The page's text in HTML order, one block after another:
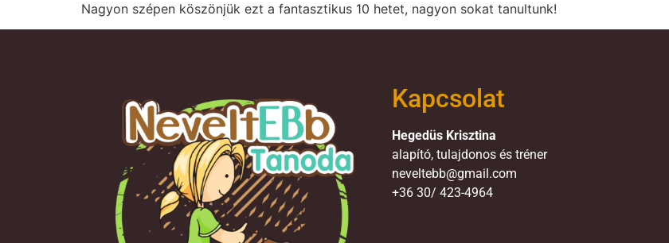
Nagyon szépen köszönjük ezt a fantasztikus 10 hetet, nagyon sokat tanultunk!
Kapcsolat
Hegedüs Krisztina
alapító, tulajdonos és tréner
neveltebb@gmail.com
+36 30/ 423-4964